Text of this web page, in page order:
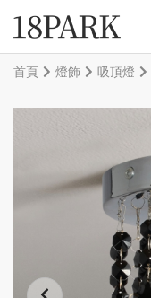
首頁 燈飾 吸頂燈